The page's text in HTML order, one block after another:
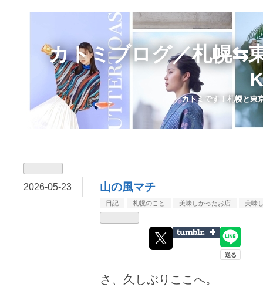
カトミブログ／札幌⇆
カトミです！札幌と東
2026-05-23 山の風マチ
日記 札幌のこと 美味しかったお店 美味
さ、久しぶりここへ。